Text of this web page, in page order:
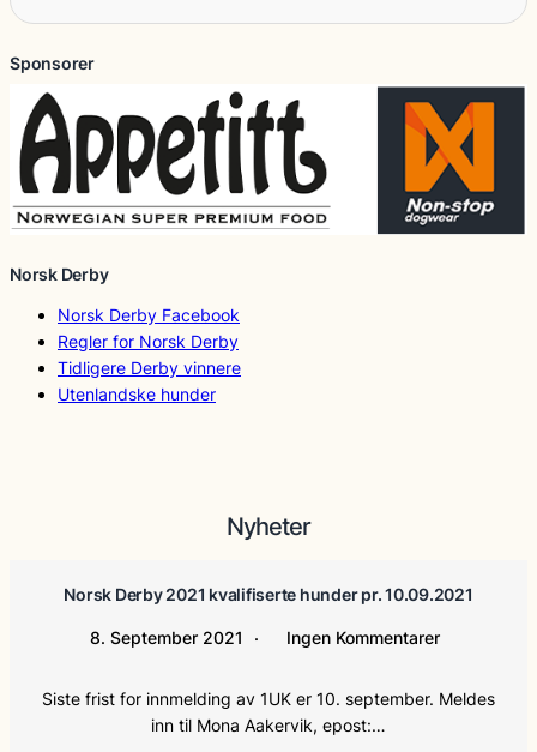
Sponsorer
Norsk Derby
Norsk Derby Facebook
Regler for Norsk Derby
Tidligere Derby vinnere
Utenlandske hunder
Nyheter
Norsk Derby 2021 kvalifiserte hunder pr. 10.09.2021
8. September 2021 Ingen Kommentarer
Siste frist for innmelding av 1UK er 10. september. Meldes
inn til Mona Aakervik, epost:…